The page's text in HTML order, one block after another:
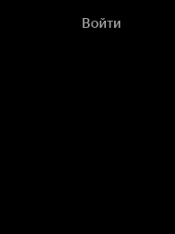
Войти